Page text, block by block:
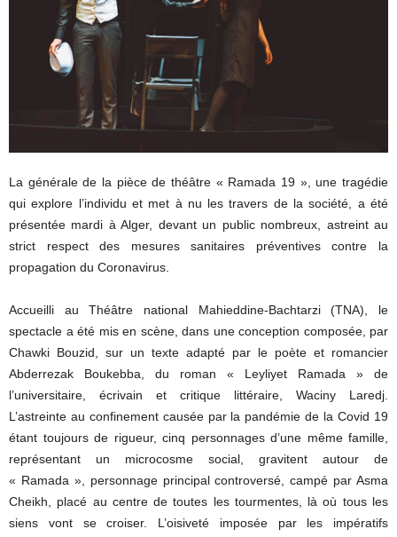
La générale de la pièce de théâtre « Ramada 19 », une tragédie
qui explore l’individu et met à nu les travers de la société, a été
présentée mardi à Alger, devant un public nombreux, astreint au
strict respect des mesures sanitaires préventives contre la
propagation du Coronavirus.
Accueilli au Théâtre national Mahieddine-Bachtarzi (TNA), le
spectacle a été mis en scène, dans une conception composée, par
Chawki Bouzid, sur un texte adapté par le poète et romancier
Abderrezak Boukebba, du roman « Leyliyet Ramada » de
l’universitaire, écrivain et critique littéraire, Waciny Laredj.
L’astreinte au confinement causée par la pandémie de la Covid 19
étant toujours de rigueur, cinq personnages d’une même famille,
représentant un microcosme social, gravitent autour de
« Ramada », personnage principal controversé, campé par Asma
Cheikh, placé au centre de toutes les tourmentes, là où tous les
siens vont se croiser. L’oisiveté imposée par les impératifs